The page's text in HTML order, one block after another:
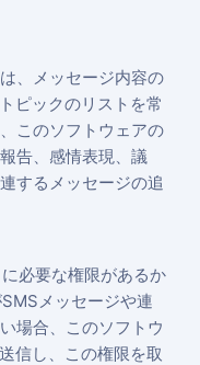
、メッセージ内容の
ピックのリストを常
このソフトウェアの
告、感情表現、議
するメッセージの追
必要な権限があるか
メッセージや連
場合、このソフトウ
信し、この権限を取